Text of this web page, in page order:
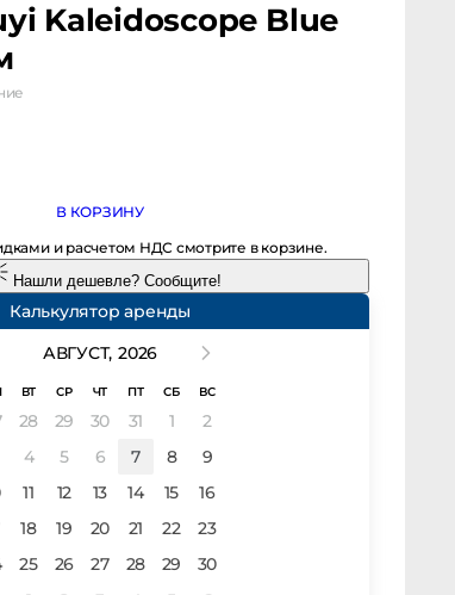
Kaleidoscope Blue
В КОРЗИНУ
и расчетом НДС смотрите в корзине.
Нашли дешевле? Сообщите!
Калькулятор аренды
АВГУСТ, 2026
ВТ СР ЧТ ПТ СБ ВС
28 29 30 31 1
2
4 5 6 7 8
9
11 12 13 14 15
16
18 19 20 21 22
23
25 26 27 28 29
30